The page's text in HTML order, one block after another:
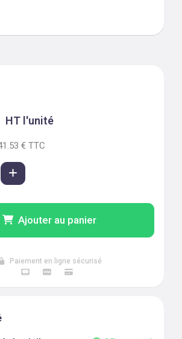
HT l'unité
€ TTC
Ajouter au panier
Paiement en ligne sécurisé